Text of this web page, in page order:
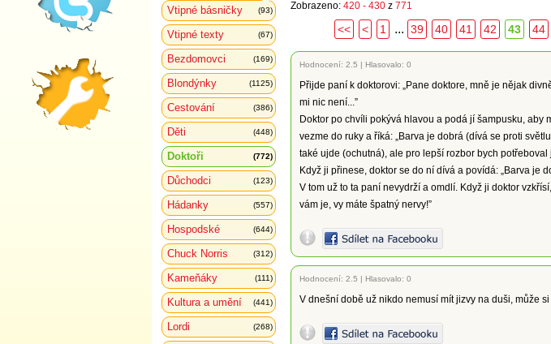
Vtipné básničky (93)
Vtipné texty (67)
Bezdomovci (169)
Blondýnky (1125)
Cestování (386)
Děti (448)
Doktoři (772)
Důchodci (123)
Hádanky (557)
Hospodské (644)
Chuck Norris (312)
Kameňáky (111)
Kultura a umění (441)
Lordi (268)
Zobrazeno: 420 - 430 z 771
<< < 1 ... 39 40 41 42 43 44
Hodnocení: 2.5 | Hlasovalo: 0
Přijde paní k doktorovi: „Pane doktore, mně je nějak
mi nic není...”
Doktor po chvíli pokývá hlavou a podá jí šampusku, aby
vezme do ruky a říká: „Barva je dobrá (dívá se proti
také ujde (ochutná), ale pro lepší rozbor bych potřeboval
Když ji přinese, doktor se do ní dívá a povídá: „Barva je
V tom už to ta paní nevydrží a omdlí. Když ji doktor
vám je, vy máte špatný nervy!”
Hodnocení: 2.5 | Hlasovalo: 0
V dnešní době už nikdo nemusí mít jizvy na duši, může